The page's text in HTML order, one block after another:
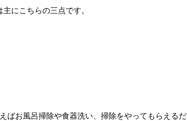
にこちらの三点です。
ばお風呂掃除や食器洗い、掃除をやってもらえ